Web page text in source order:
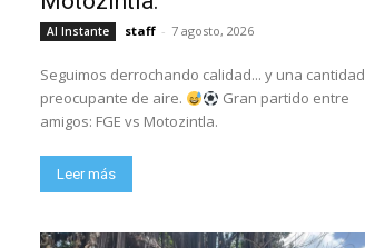
Al Instante staff - 7 agosto, 2026
Seguimos derrochando calidad... y una cantidad
preocupante de aire.
Gran partido entre
amigos: FGE vs Motozintla.
Leer más